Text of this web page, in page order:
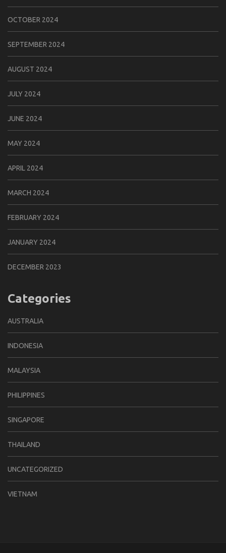
OCTOBER 2024
SEPTEMBER 2024
AUGUST 2024
JULY 2024
JUNE 2024
MAY 2024
APRIL 2024
MARCH 2024
FEBRUARY 2024
JANUARY 2024
DECEMBER 2023
Categories
AUSTRALIA
INDONESIA
MALAYSIA
PHILIPPINES
SINGAPORE
THAILAND
UNCATEGORIZED
VIETNAM